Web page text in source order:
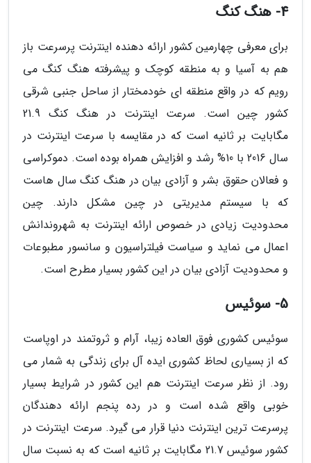
4- هنگ کنگ
برای معرفی چهارمین کشور ارائه دهنده اینترنت پرسرعت باز
هم به آسیا و به منطقه کوچک و پیشرفته هنگ کنگ می
رویم که در واقع منطقه ای خودمختار از ساحل جنبی شرقی
کشور چین است. سرعت اینترنت در هنگ کنگ 21.9
مگابایت بر ثانیه است که در مقایسه با سرعت اینترنت در
سال 2016 با 10% رشد و افزایش همراه بوده است. دموکراسی
و فعالان حقوق بشر و آزادی بیان در هنگ کنگ سال هاست
که با سیستم مدیریتی در چین مشکل دارند. چین
محدودیت زیادی در خصوص ارائه اینترنت به شهروندانش
اعمال می نماید و سیاست فیلتراسیون و سانسور مطبوعات
و محدودیت آزادی بیان در این کشور بسیار مطرح است.
5- سوئیس
سوئیس کشوری فوق العاده زیبا، آرام و ثروتمند در اوپاست
که از بسیاری لحاظ کشوری ایده آل برای زندگی به شمار می
رود. از نظر سرعت اینترنت هم این کشور در شرایط بسیار
خوبی واقع شده است و در رده پنجم ارائه دهندگان
پرسرعت ترین اینترنت دنیا قرار می گیرد. سرعت اینترنت در
کشور سوئیس 21.7 مگابایت بر ثانیه است که به نسبت سال